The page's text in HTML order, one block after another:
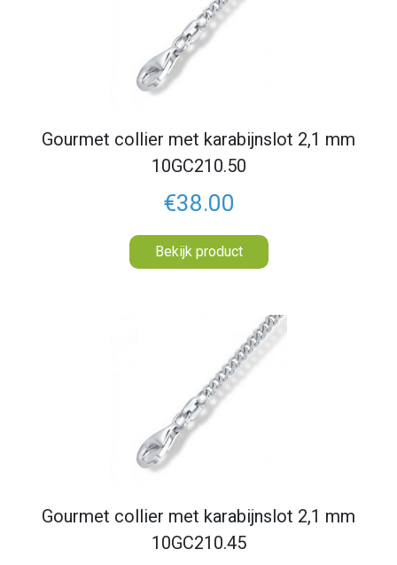
Gourmet collier met karabijnslot 2,1 mm
10GC210.50
€38.00
Bekijk product
Gourmet collier met karabijnslot 2,1 mm
10GC210.45